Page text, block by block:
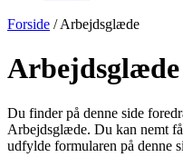
Forside /Arbejdsglæde
Arbejdsglæde
Du finder på denne side
Arbejdsglæde. Du kan nemt
udfylde formularen på denne